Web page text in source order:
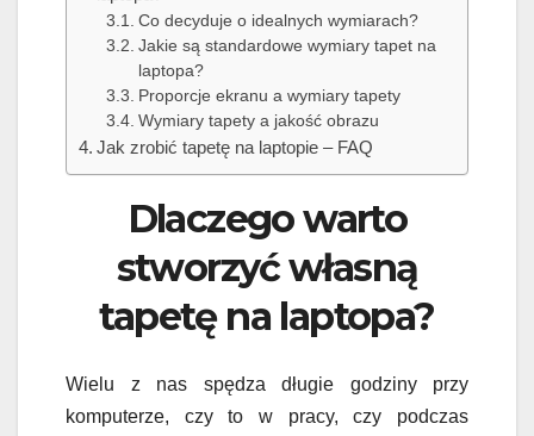
Co decyduje o idealnych wymiarach?
Jakie są standardowe wymiary tapet na
laptopa?
Proporcje ekranu a wymiary tapety
Wymiary tapety a jakość obrazu
Jak zrobić tapetę na laptopie – FAQ
Dlaczego warto
stworzyć własną
tapetę na laptopa?
Wielu z nas spędza długie godziny przy
komputerze, czy to w pracy, czy podczas